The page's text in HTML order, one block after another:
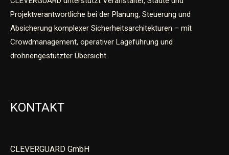
Projektverantwortliche bei der Planung, Steuerung und
Absicherung komplexer Sicherheitsarchitekturen – mit
Crowdmanagement, operativer Lageführung und
drohnengestützter Übersicht.
KONTAKT
CLEVERGUARD GmbH